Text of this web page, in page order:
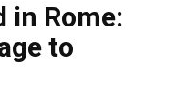
in Rome:
to